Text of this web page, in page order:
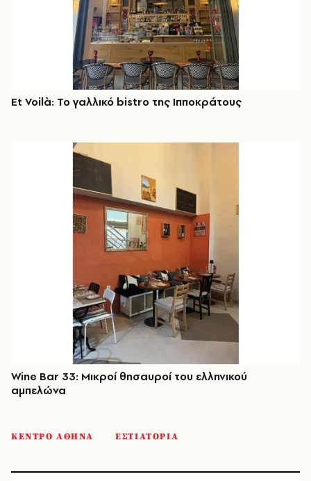
Et Voilà: Το γαλλικό bistro της Ιπποκράτους
Wine Bar 33: Μικροί θησαυροί του ελληνικού
αμπελώνα
ΚΕΝΤΡΟ ΑΘΗΝΑ ΕΣΤΙΑΤΟΡΙΑ